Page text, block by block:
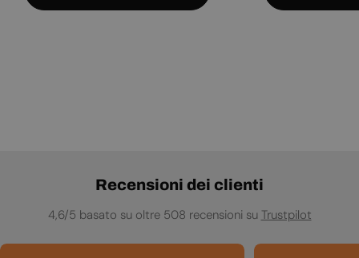
Recensioni dei clienti
4,6/5 basato su oltre 508 recensioni su Trustpilot